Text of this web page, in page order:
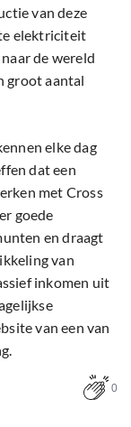
van deze
elektriciteit
de wereld
groot aantal
elke dag
dat een
met Cross
goede
en draagt
van
inkomen uit
van een van
0